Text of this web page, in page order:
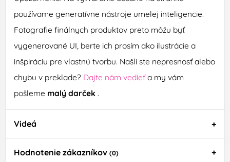
používame generatívne nástroje umelej inteligencie.
Fotografie finálnych produktov preto môžu byť
vygenerované UI, berte ich prosím ako ilustrácie a
inšpiráciu pre vlastnú tvorbu. Našli ste nepresnosť alebo
chybu v preklade? Dajte nám vedieťa my vám
pošleme malý darček .
Videá
Hodnotenie zákazníkov (0)